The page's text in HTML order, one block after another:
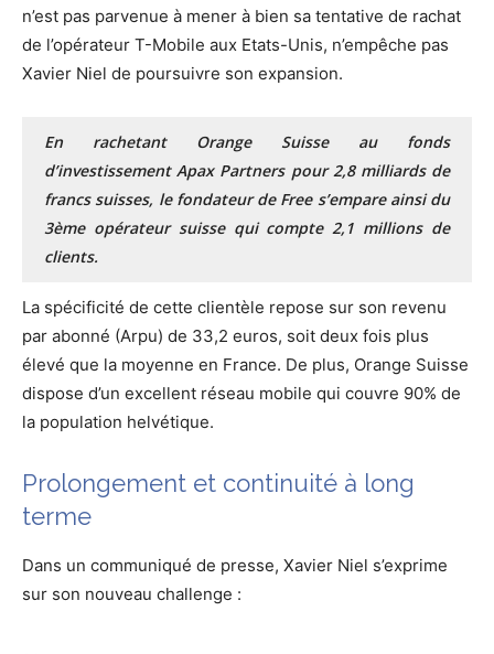
n’est pas parvenue à mener à bien sa tentative de rachat
de l’opérateur T-Mobile aux Etats-Unis, n’empêche pas
Xavier Niel de poursuivre son expansion.
En rachetant Orange Suisse au fonds
d’investissement Apax Partners pour 2,8 milliards de
francs suisses, le fondateur de Free s’empare ainsi du
3ème opérateur suisse qui compte 2,1 millions de
clients.
La spécificité de cette clientèle repose sur son revenu
par abonné (Arpu) de 33,2 euros, soit deux fois plus
élevé que la moyenne en France. De plus, Orange Suisse
dispose d’un excellent réseau mobile qui couvre 90% de
la population helvétique.
Prolongement et continuité à long
terme
Dans un communiqué de presse, Xavier Niel s’exprime
sur son nouveau challenge :